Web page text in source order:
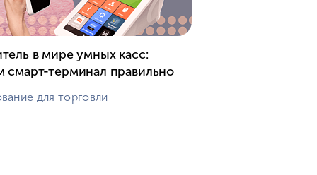
в мире умных касс:
смарт-терминал правильно
для торговли